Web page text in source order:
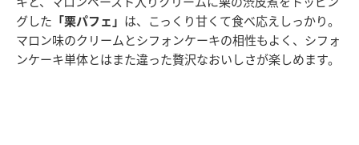
グした 「栗パフェ」 は、こっくり甘くて食べ応えしっかり。
マロン味のクリームとシフォンケーキの相性もよく、シフォ
ンケーキ単体とはまた違った贅沢なおいしさが楽しめます。